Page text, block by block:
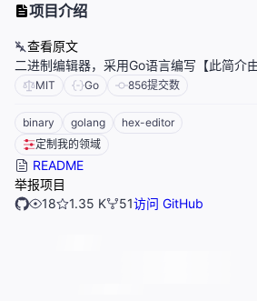
项目介绍
查看原文
二进制编辑器，采用Go语言编写【此简介由
MIT Go 856提交数
binary golang
hex-editor
定制我的领域
README
举报项目
18
1.35 K 51访问 GitHub